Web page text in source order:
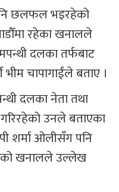
छलफल भइरहेको
रहेका खनालले
दलका तर्फबाट
भीम चापागाईंले बताए ।
दलका नेता तथा
गरिरहेको उनले बताएका
शर्मा ओलीसँग पनि
खनालले उल्लेख